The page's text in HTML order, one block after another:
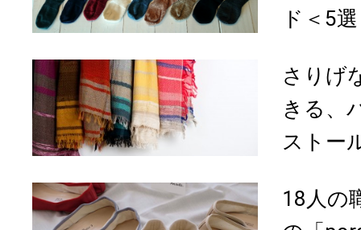
ド＜5
さりげ
きる、
ストー
18人の